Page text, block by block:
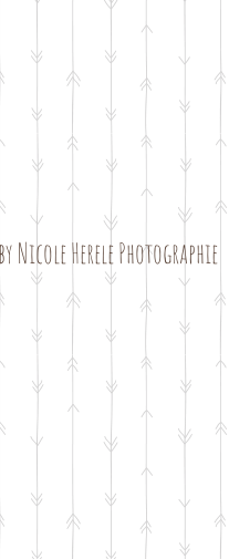
Nicole Herele Photographie